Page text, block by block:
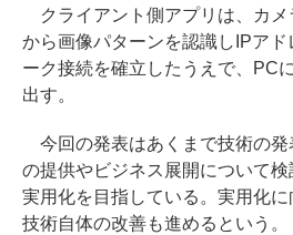
クライアント側アプリは、カメ
から画像パターンを認識しIPア
ーク接続を確立したうえで、PC
出す。
今回の発表はあくまで技術の発
の提供やビジネス展開について
実用化を目指している。実用化に
技術自体の改善も進めるという。